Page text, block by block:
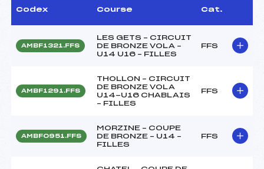
Codex Course Cat.
AMBF1321.FFS
LES GETS – CIRCUIT
DE BRONZE VOLA –
U14 U16 – FILLES
FFS
AMBF1291.FFS
THOLLON – CIRCUIT
DE BRONZE VOLA
U14-U16 CHABLAIS
– FILLES
FFS
AMBF0951.FFS
MORZINE – COUPE
DE BRONZE – U14 –
FILLES
FFS